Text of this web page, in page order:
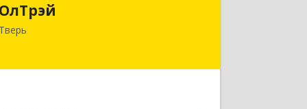
ОлТрэй
Тверь
170043, Тверская обл, Тверь г, Гусева
б-р, дом № 56, пом.XXI, секция 3, оф.4
Подробнее